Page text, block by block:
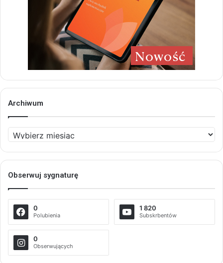
Archiwum
Archiwum
Obserwuj sygnaturę
0
Polubienia
1 820
Subskrbentów
0
Obserwujących